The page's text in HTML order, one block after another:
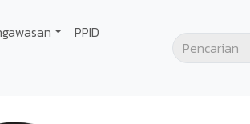
PPID